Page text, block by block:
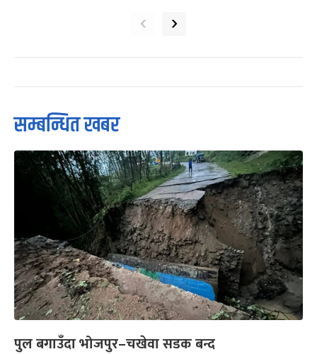
‹ ›
सम्बन्धित खबर
पुल बगाउँदा भोजपुर–चखेवा सडक बन्द